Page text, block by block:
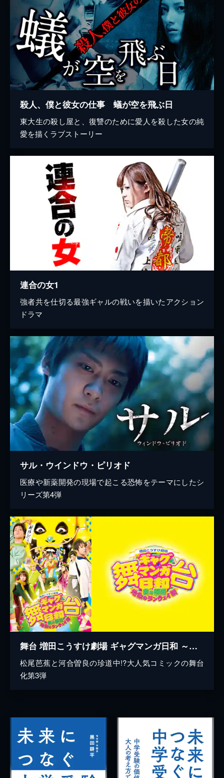
殺人、僕と彼女の仕事 蟻が空を飛ぶ日
東大生の殺し屋と、復讐のために愛人を殺した女の純
愛を描くラブストーリー
連合の女1
強者共を仕切る最強ギャルの戦いを描いたアクション
ドラマ
サル・ウインドウ・ピリオド
医療や新薬開発の現場で起こる恐怖をテーマにしたシ
リーズ第4弾
舞台 増田こうすけ劇場 ギャグマンガ日和 ～奥の細道、地獄のランウェイ編～
松尾芭蕉と河合曽良の珍道中!?大人気コミックの舞台
化第3弾